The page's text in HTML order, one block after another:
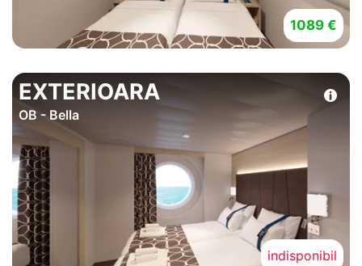
1089 €
EXTERIOARA
OB - Bella
indisponibil